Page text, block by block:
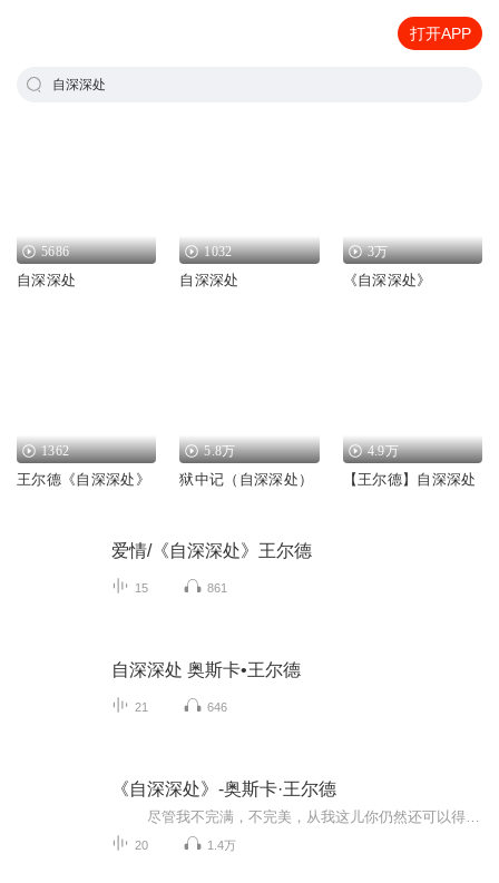
打开APP
自深深处
5686
自深深处
1032
自深深处
3万
《自深深处》
1362
王尔德《自深深处》
5.8万
狱中记（自深深处）
4.9万
【王尔德】自深深处
爱情/《自深深处》王尔德
15 861
自深深处 奥斯卡•王尔德
21 646
《自深深处》-奥斯卡·王尔德
20 1.4万